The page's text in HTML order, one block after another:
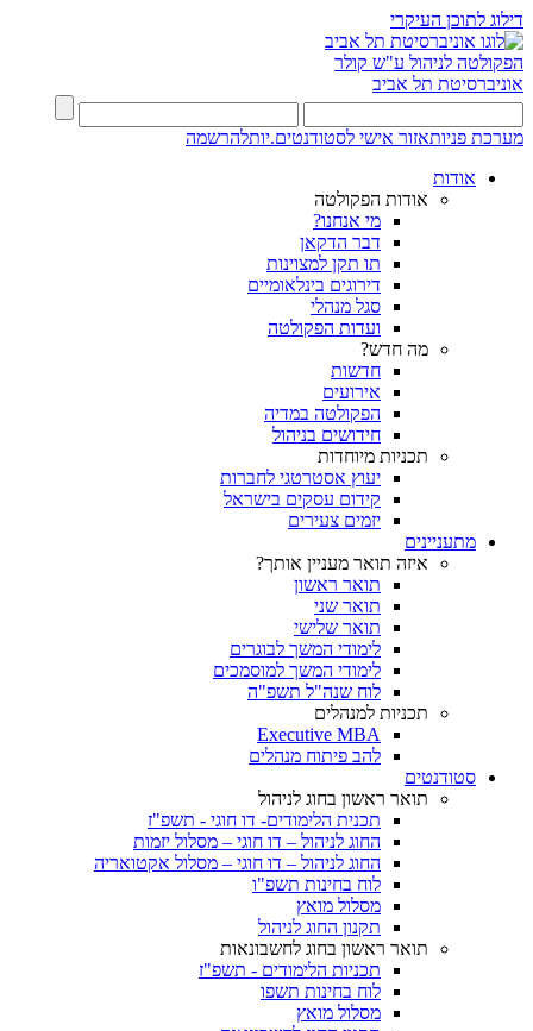
דילוג לתוכן העיקרי
הפקולטה לניהול ע"ש קולר
אוניברסיטת תל אביב
מערכת פניותאזור אישי לסטודנטים.יותלהרשמה
אודות
אודות הפקולטה
מי אנחנו?
דבר הדקאן
תו תקן למצוינות
דירוגים בינלאומיים
סגל מנהלי
ועדות הפקולטה
מה חדש?
חדשות
אירועים
הפקולטה במדיה
חידושים בניהול
תכניות מיוחדות
יעוץ אסטרטגי לחברות
קידום עסקים בישראל
יזמים צעירים
מתעניינים
איזה תואר מעניין אותך?
תואר ראשון
תואר שני
תואר שלישי
לימודי המשך לבוגרים
לימודי המשך למוסמכים
לוח שנה"ל תשפ"ה
תכניות למנהלים
Executive MBA
להב פיתוח מנהלים
סטודנטים
תואר ראשון בחוג לניהול
תכנית הלימודים- דו חוגי - תשפ"ז
החוג לניהול – דו חוגי – מסלול יזמות
החוג לניהול – דו חוגי – מסלול אקטואריה
לוח בחינות תשפ"ו
מסלול מואץ
תקנון החוג לניהול
תואר ראשון בחוג לחשבונאות
תכניות הלימודים - תשפ"ז
לוח בחינות תשפו
מסלול מואץ